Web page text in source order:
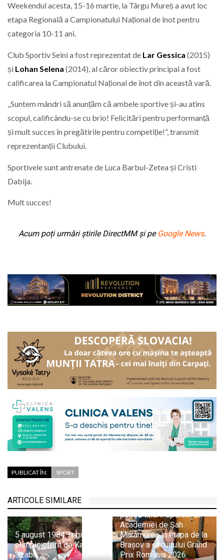
Weekendul acesta, 15-16 martie, la Târgu Mureș a avut loc
etapa Regională a Campionatului Național de înot pentru
categoria 10-11 ani.
Club Sportiv Seinia fost reprezentat de Lar Gessica (2015)
și Lohan Selena (2014), al căror obiectiv principal a fost
calificarea la Campionatul Național de înot din această vară.
„Suntem mândri să anunțăm că ambele sportive și-au atins
scopul, calificându-se cu brio! Felicitări pentru performanță
și mult succes în pregătirile pentru competiție!”, transmit
reprezentanții Clubului.
Sportivele sunt antrenate de Luca Barbul-Zetea și Cristi
Dabija.
Mult succes!
Acum poți urmări știrile DirectMM și pe Google News.
PUBLICAT ÎN: SPORT
ARTICOLE SIMILARE
5 august 1984: regalul
olimpic oferit de Kati
Szabo
Evoluții promițătoare
pentru tinerii sportivi ai
Academiei de Șah
Maramureș în etapa de la
Brașov a circuitului Grand
Prix România 2026